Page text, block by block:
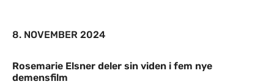
8. NOVEMBER 2024
Rosemarie Elsner deler sin viden i fem nye
demensfilm